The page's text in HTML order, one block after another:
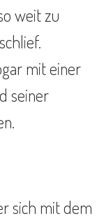
weit zu
mit einer
seiner
sich mit dem